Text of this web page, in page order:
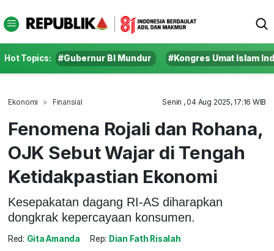
Hot Topics: #Gubernur BI Mundur #Kongres Umat Islam
Ekonomi Finansial Senin , 04 Aug 2025, 17:16 WIB
Fenomena Rojali dan Rohana,
OJK Sebut Wajar di Tengah
Ketidakpastian Ekonomi
Kesepakatan dagang RI-AS diharapkan
dongkrak kepercayaan konsumen.
Red: Gita Amanda Rep: Dian Fath Risalah